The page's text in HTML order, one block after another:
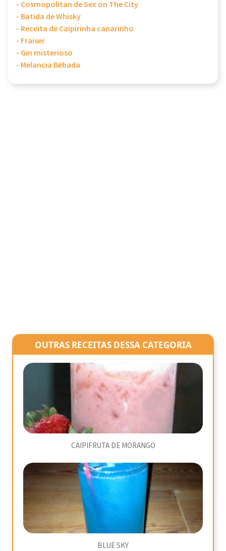
- Cosmopolitan de Sex on The City
- Batida de Whisky
- Receita de Caipirinha canarinho
- Fraiser
- Gin misterioso
- Melancia Bêbada
OUTRAS RECEITAS DESSA CATEGORIA
CAIPIFRUTA DE MORANGO
BLUE SKY